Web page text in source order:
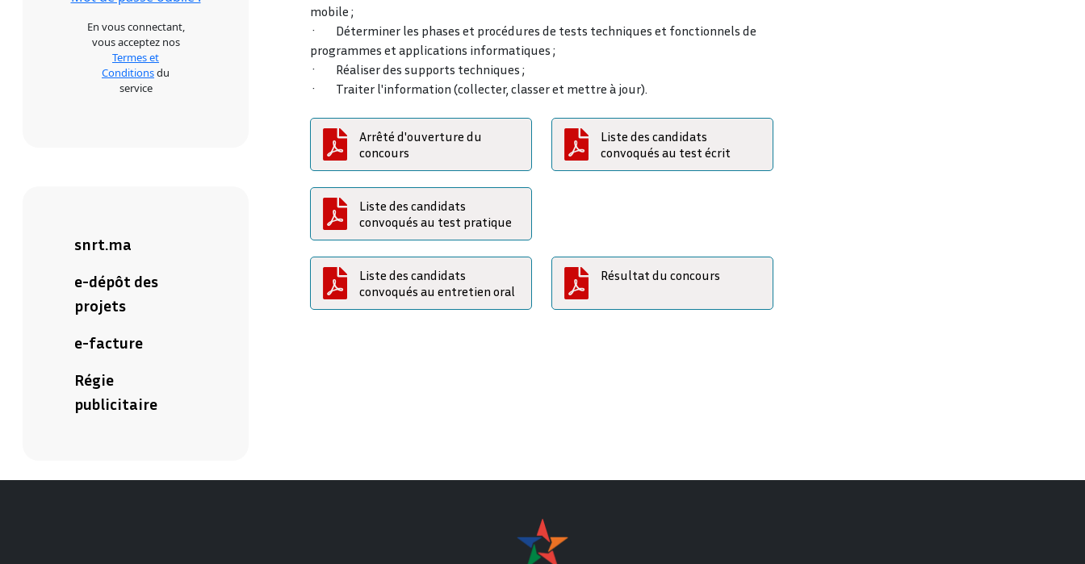
En vous connectant,
vous acceptez nos
Termes et
Conditionsdu
service
snrt.ma
e-dépôt des
projets
e-facture
Régie
publicitaire
mobile ;
· Déterminer les phases et procédures de tests techniques et fonctionnels de
programmes et applications informatiques ;
· Réaliser des supports techniques ;
· Traiter l'information (collecter, classer et mettre à jour).
Arrêté d'ouverture du
concours
Liste des candidats
convoqués au test écrit
Liste des candidats
convoqués au test pratique
Liste des candidats
convoqués au entretien oral
Résultat du concours